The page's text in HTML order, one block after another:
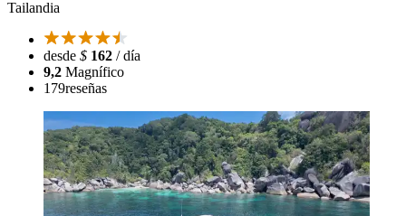
Tailandia
desde $ 162 / día
9,2 Magnífico
179reseñas